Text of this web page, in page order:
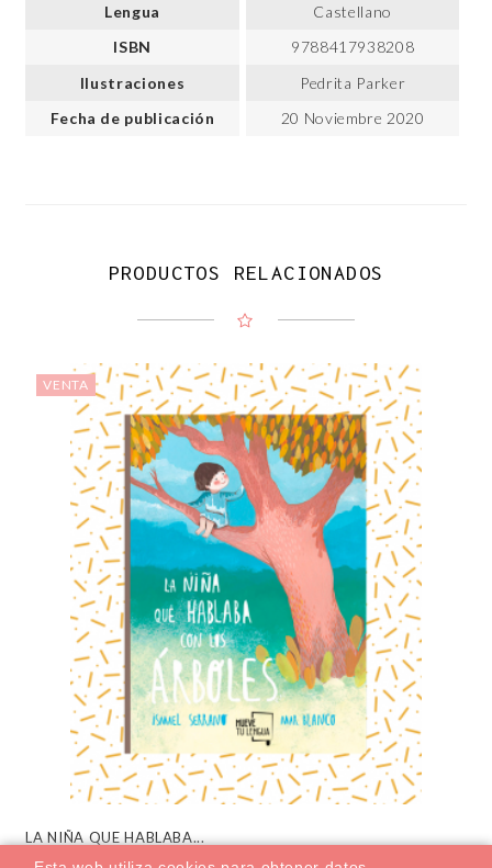
Lengua
Castellano
ISBN
9788417938208
Ilustraciones
Pedrita Parker
Fecha de publicación
20 Noviembre 2020
PRODUCTOS RELACIONADOS
VENTA
LA NIÑA QUE HABLABA...